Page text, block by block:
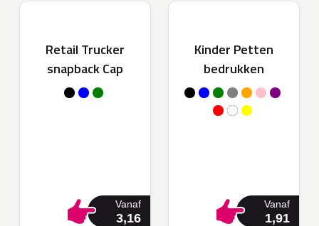
Retail Trucker
snapback Cap
Vanaf
3,16
Kinder Petten
bedrukken
Vanaf
1,91